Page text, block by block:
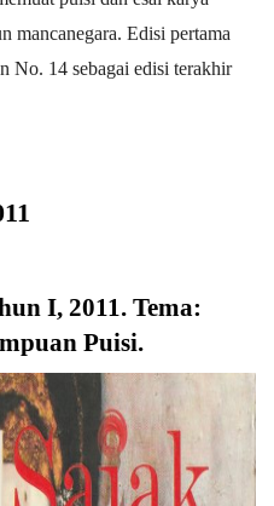
mancanegara. Edisi pertama
No. 14 sebagai edisi terakhir
I, 2011. Tema:
Puisi.